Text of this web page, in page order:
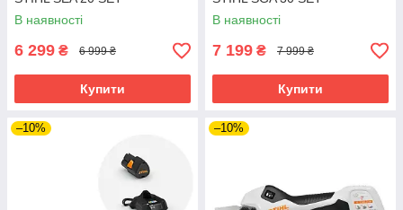
В наявності
6 299 ₴ 6 999 ₴
Купити
В наявності
7 199 ₴ 7 999 ₴
Купити
–10% –10%